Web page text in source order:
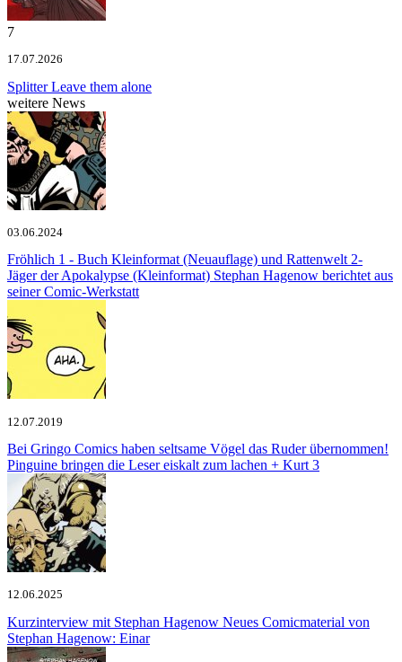
7
17.07.2026
SplitterLeave them alone
weitere News
03.06.2024
Fröhlich 1 - Buch Kleinformat (Neuauflage) und Rattenwelt 2-
Jäger der Apokalypse (Kleinformat) Stephan Hagenow berichtet aus
seiner Comic-Werkstatt
12.07.2019
Bei Gringo Comics haben seltsame Vögel das Ruder übernommen!
Pinguine bringen die Leser eiskalt zum lachen + Kurt 3
12.06.2025
Kurzinterview mit Stephan Hagenow Neues Comicmaterial von
Stephan Hagenow: Einar